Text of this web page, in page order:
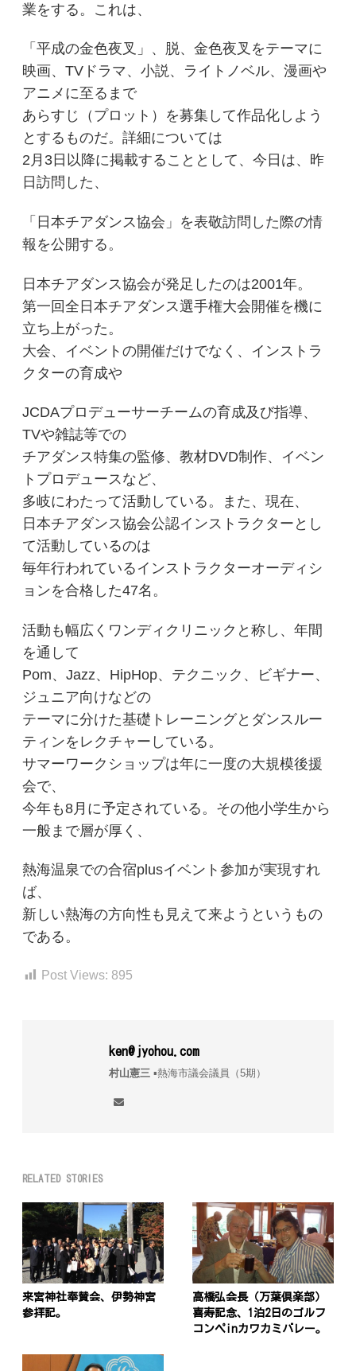
業をする。これは、
「平成の金色夜叉」、脱、金色夜叉をテーマに
映画、TVドラマ、小説、ライトノベル、漫画や
アニメに至るまで
あらすじ（プロット）を募集して作品化しよう
とするものだ。詳細については
2月3日以降に掲載することとして、今日は、昨
日訪問した、
「日本チアダンス協会」を表敬訪問した際の情
報を公開する。
日本チアダンス協会が発足したのは2001年。
第一回全日本チアダンス選手権大会開催を機に
立ち上がった。
大会、イベントの開催だけでなく、インストラ
クターの育成や
JCDAプロデューサーチームの育成及び指導、
TVや雑誌等での
チアダンス特集の監修、教材DVD制作、イベン
トプロデュースなど、
多岐にわたって活動している。また、現在、
日本チアダンス協会公認インストラクターとし
て活動しているのは
毎年行われているインストラクターオーディシ
ョンを合格した47名。
活動も幅広くワンディクリニックと称し、年間
を通して
Pom、Jazz、HipHop、テクニック、ビギナー、
ジュニア向けなどの
テーマに分けた基礎トレーニングとダンスルー
ティンをレクチャーしている。
サマーワークショップは年に一度の大規模後援
会で、
今年も8月に予定されている。その他小学生から
一般まで層が厚く、
熱海温泉での合宿plusイベント参加が実現すれ
ば、
新しい熱海の方向性も見えて来ようというもの
である。
Post Views: 895
ken@jyohou.com
村山憲三▪︎熱海市議会議員（5期）
RELATED STORIES
来宮神社奉賛会、伊勢神宮
参拝記。
高橋弘会長（万葉倶楽部）
喜寿記念、1泊2日のゴルフ
コンペinカワカミバレー。